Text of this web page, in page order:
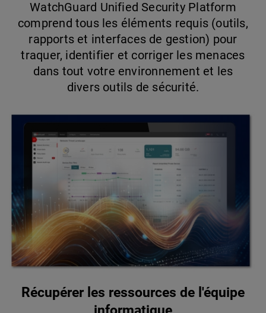
WatchGuard Unified Security Platform
comprend tous les éléments requis (outils,
rapports et interfaces de gestion) pour
traquer, identifier et corriger les menaces
dans tout votre environnement et les
divers outils de sécurité.
Récupérer les ressources de l'équipe